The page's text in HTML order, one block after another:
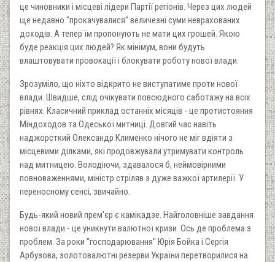
це чиновники і місцеві лідери Партії регіонів. Через цих людей
ще недавно "прокачувалися" величезні суми неврахованих
доходів. А тепер їм пропонують не мати цих грошей. Якою
буде реакція цих людей? Як мінімум, вони будуть
влаштовувати провокації і блокувати роботу нової влади.
Зрозуміло, що ніхто відкрито не виступатиме проти нової
влади. Швидше, слід очікувати повсюдного саботажу на всіх
рівнях. Класичний приклад останніх місяців - це протистояння
Міндоходов та Одеської митниці. Довгий час навіть
наджорсткий Олександр Клименко нічого не міг вдіяти з
місцевими ділками, які продовжували утримувати контроль
над митницею. Володіючи, здавалося б, неймовірними
повноваженнями, міністр стріляв з дуже важкої артилерії. У
переносному сенсі, звичайно.
Будь-який новий прем'єр є камікадзе. Найголовніше завдання
нової влади - це уникнути валютної кризи. Ось де проблема з
проблем. За роки "господарювання" Юрія Бойка і Сергія
Арбузова, золотовалютні резерви України перетворилися на